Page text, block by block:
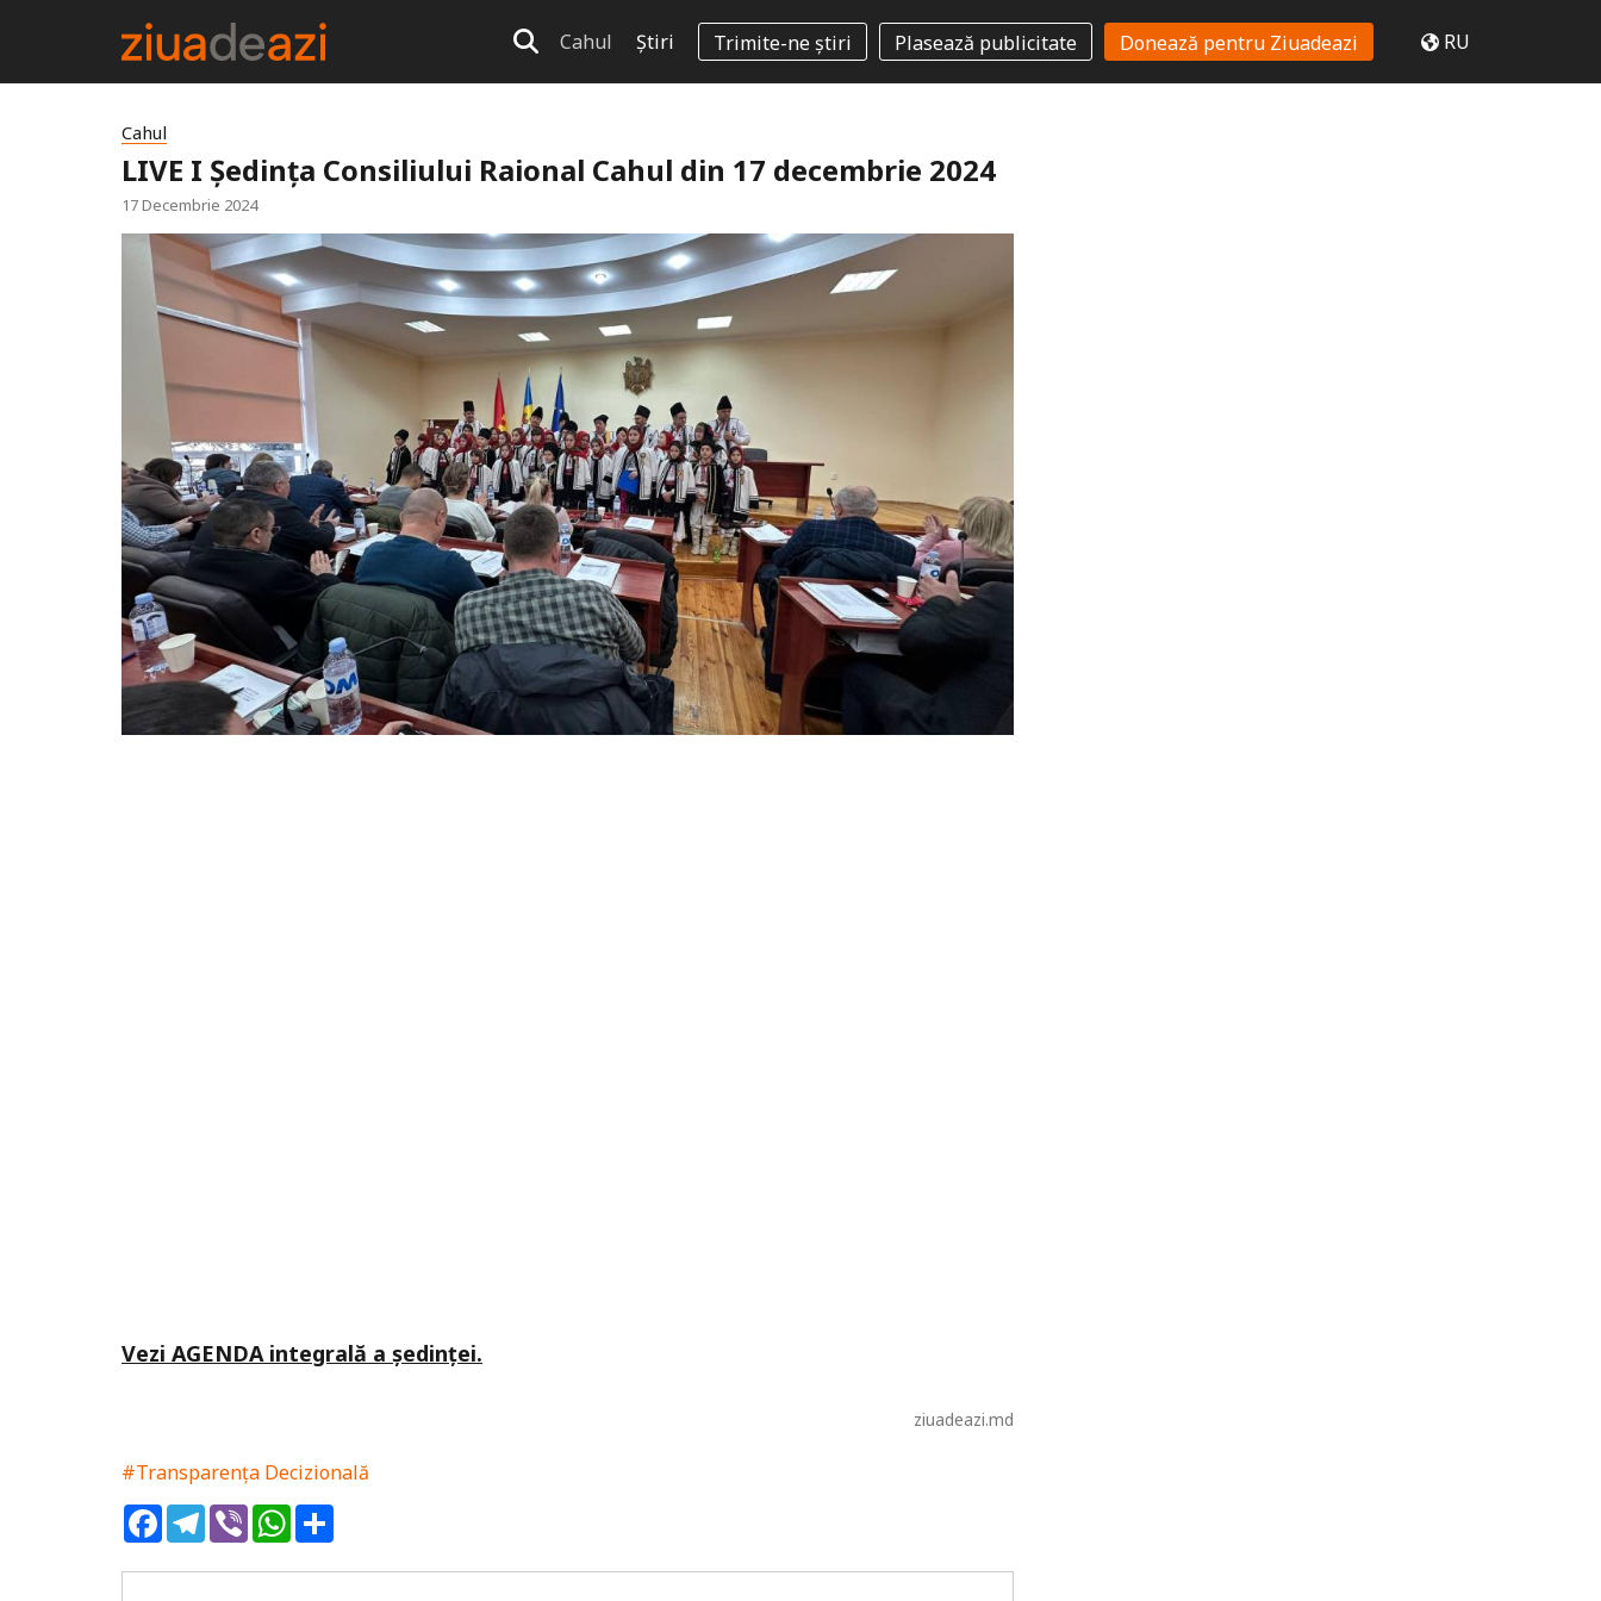
Cahul Știri Trimite-ne știri Plasează publicitate Donează pentru Ziuadeazi RU
Cahul
LIVE I Ședința Consiliului Raional Cahul din 17 decembrie 2024
17 Decembrie 2024
Vezi AGENDA integrală a ședinței.
ziuadeazi.md
#Transparența Decizională
FacebookTelegram
ViberWhatsApp